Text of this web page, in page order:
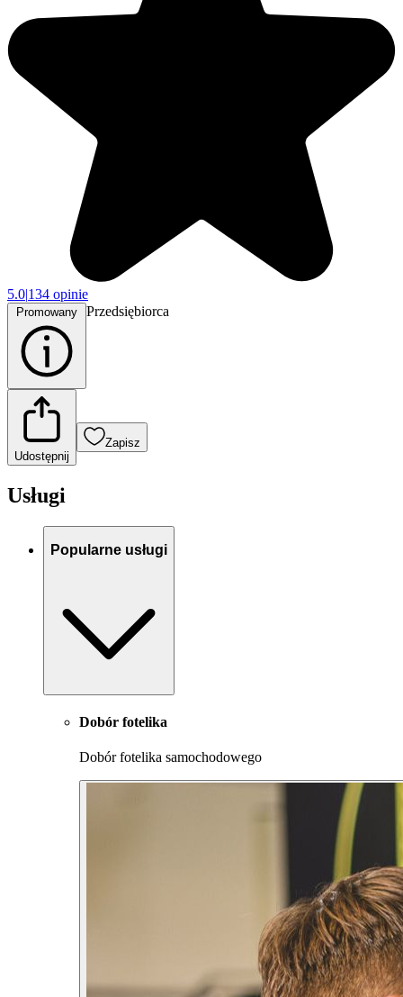
5.0|134 opinie
Przedsiębiorca
Udostępnij
Zapisz
Usługi
Popularne usługi
Dobór fotelika
Dobór fotelika samochodowego